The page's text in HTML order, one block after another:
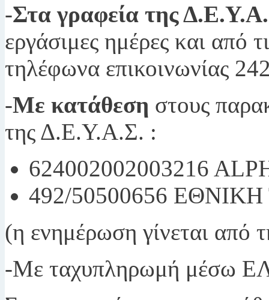
-Στα γραφεία της
εργάσιμες ημέρες και από
τηλέφωνα επικοινωνίας
-Με κατάθεση στους
της Δ.Ε.Υ.Α.Σ. :
624002002003216
492/50500656
(η ενημέρωση γίνεται από
-Με ταχυπληρωμή μέσω